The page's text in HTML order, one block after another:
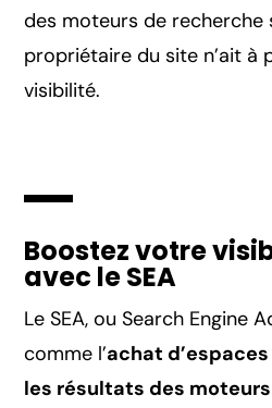
des moteurs de recherche
propriétaire du site n’ait à
visibilité.
Boostez votre
avec le SEA
Le SEA, ou Search Engine
comme l’achat
les résultats des